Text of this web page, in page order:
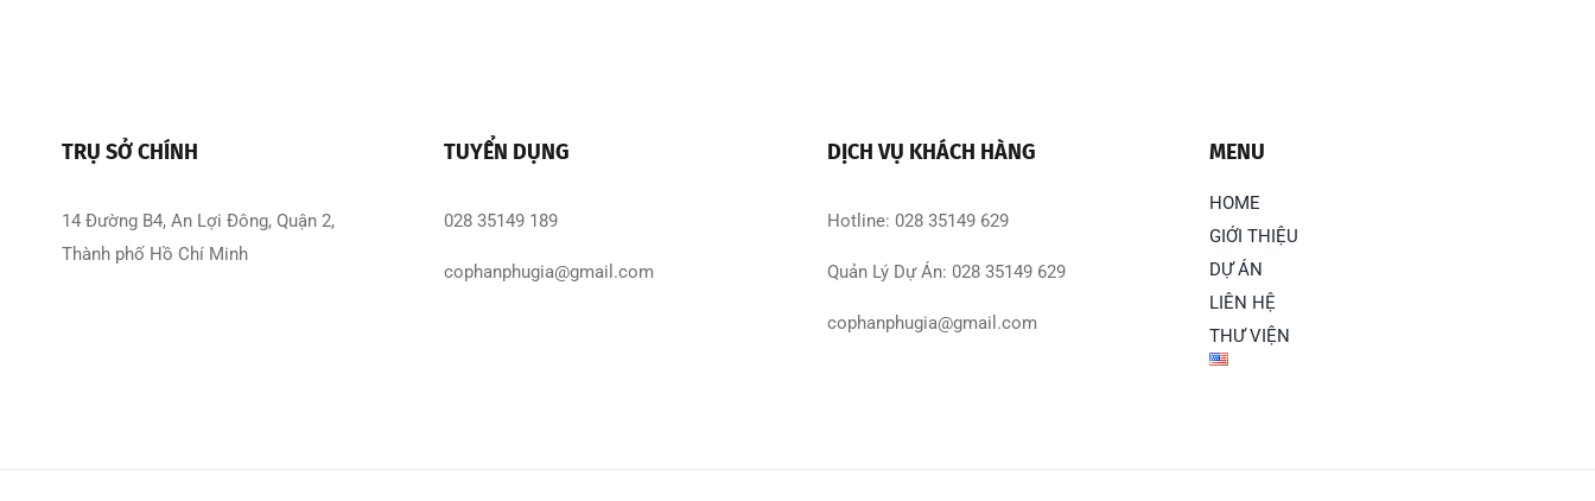
TRỤ SỞ CHÍNH
14 Đường B4, An Lợi Đông, Quận 2,
Thành phố Hồ Chí Minh
TUYỂN DỤNG
028 35149 189
cophanphugia@gmail.com
DỊCH VỤ KHÁCH HÀNG
Hotline: 028 35149 629
Quản Lý Dự Án: 028 35149 629
cophanphugia@gmail.com
MENU
HOME
GIỚI THIỆU
DỰ ÁN
LIÊN HỆ
THƯ VIỆN